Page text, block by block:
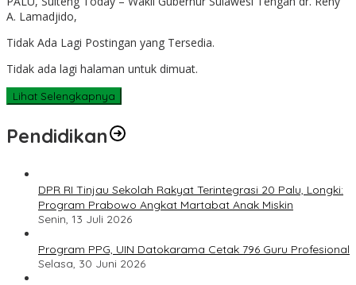
A. Lamadjido,
Tidak Ada Lagi Postingan yang Tersedia.
Tidak ada lagi halaman untuk dimuat.
Lihat Selengkapnya
Pendidikan
DPR RI Tinjau Sekolah Rakyat Terintegrasi 20 Palu, Longki:
Program Prabowo Angkat Martabat Anak Miskin
Senin, 13 Juli 2026
Program PPG, UIN Datokarama Cetak 796 Guru Profesional
Selasa, 30 Juni 2026